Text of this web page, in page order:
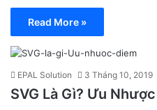
Read More »
EPAL Solution 3 Tháng 10, 2019
SVG Là Gì? Ưu